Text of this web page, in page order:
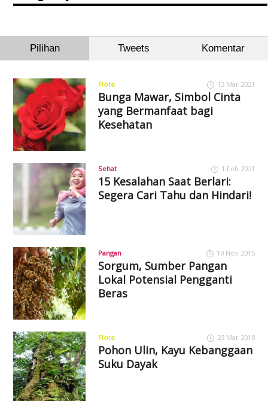
Pilihan Tweets Komentar
Flora 13 Mar 2021
Bunga Mawar, Simbol Cinta
yang Bermanfaat bagi
Kesehatan
Sehat 1 Feb 2021
15 Kesalahan Saat Berlari:
Segera Cari Tahu dan Hindari!
Pangan 10 Nov 2015
Sorgum, Sumber Pangan
Lokal Potensial Pengganti
Beras
Flora 23 Mar 2018
Pohon Ulin, Kayu Kebanggaan
Suku Dayak